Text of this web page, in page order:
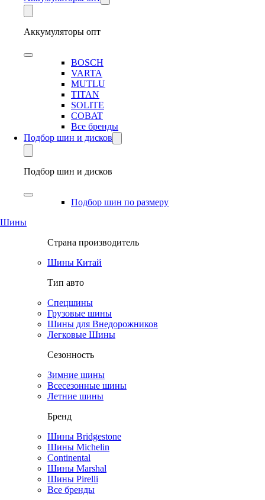
Аккумуляторы опт
BOSCH
VARTA
MUTLU
TITAN
SOLITE
COBAT
Все бренды
Подбор шин и дисков
Подбор шин и дисков
Подбор шин по размеру
Шины
Страна производитель
Шины Китай
Тип авто
Спецшины
Грузовые шины
Шины для Внедорожников
Легковые Шины
Сезонность
Зимние шины
Всесезонные шины
Летние шины
Бренд
Шины Bridgestone
Шины Michelin
Continental
Шины Marshal
Шины Pirelli
Все бренды